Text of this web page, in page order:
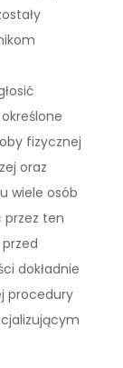
fizycznej
oraz
wiele osób
przez ten
dokładnie
procedury